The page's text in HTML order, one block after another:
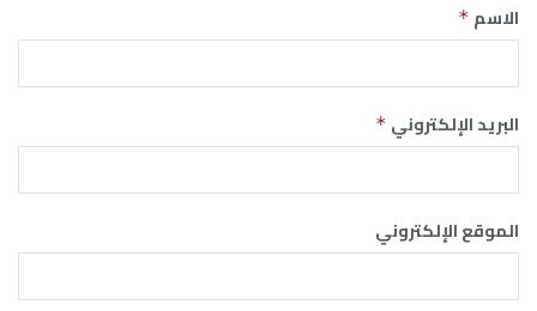
الاسم *
البريد الإلكتروني *
الموقع الإلكتروني